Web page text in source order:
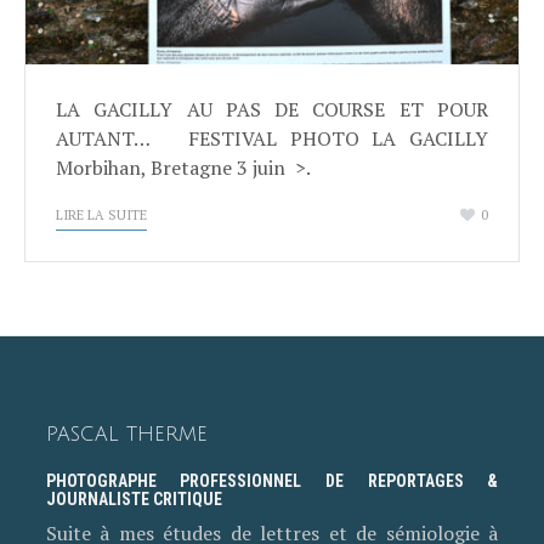
LA GACILLY AU PAS DE COURSE ET POUR
AUTANT… FESTIVAL PHOTO LA GACILLY
Morbihan, Bretagne 3 juin >.
LIRE LA SUITE 0
PASCAL THERME
PHOTOGRAPHE PROFESSIONNEL DE REPORTAGES &
JOURNALISTE CRITIQUE
Suite à mes études de lettres et de sémiologie à